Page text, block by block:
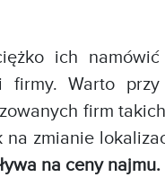
ich
Warto przy
firm
zmianie
na ceny najmu.